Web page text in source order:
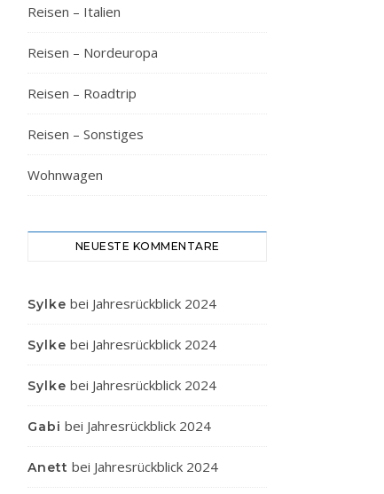
Reisen – Italien
Reisen – Nordeuropa
Reisen – Roadtrip
Reisen – Sonstiges
Wohnwagen
NEUESTE KOMMENTARE
Sylke bei Jahresrückblick 2024
Sylke bei Jahresrückblick 2024
Sylke bei Jahresrückblick 2024
Gabi bei Jahresrückblick 2024
Anett bei Jahresrückblick 2024